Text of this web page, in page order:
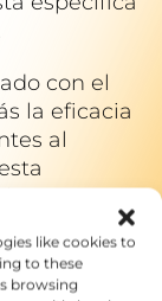
like cookies to
to these
browsing
con el
la eficacia
al
de